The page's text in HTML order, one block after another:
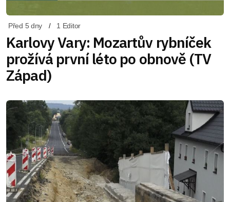
Před 5 dny 1 Editor
Karlovy Vary: Mozartův rybníček
prožívá první léto po obnově (TV
Západ)